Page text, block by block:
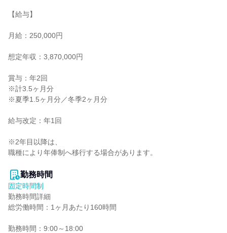
【給与】
月給：250,000円
想定年収：3,870,000円
賞与：年2回
※計3.5ヶ月分
※夏季1.5ヶ月分／冬季2ヶ月分
給与改定：年1回
※2年目以降は、
職種により年俸制へ移行する場合があります。
勤務時間
固定時間制
勤務時間詳細
総労働時間：1ヶ月あたり160時間
勤務時間：9:00～18:00